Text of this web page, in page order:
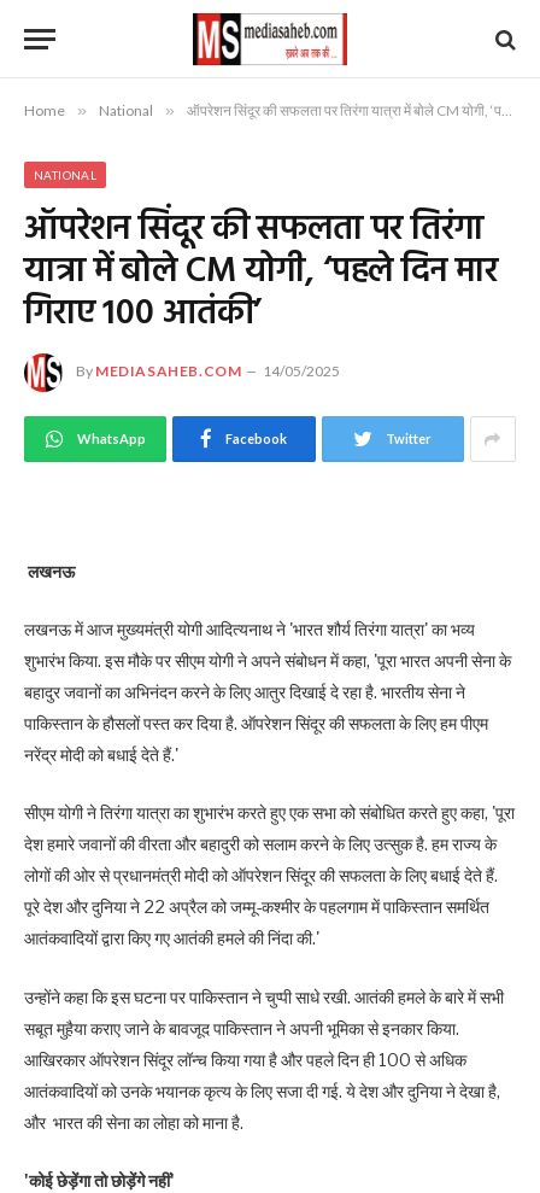
Home » National » ऑपरेशन सिंदूर की सफलता पर तिरंगा यात्रा में बोले CM योगी, ‘पहले दिन मार गिराए 100 आतंकी’
NATIONAL
ऑपरेशन सिंदूर की सफलता पर तिरंगा
यात्रा में बोले CM योगी, ‘पहले दिन मार
गिराए 100 आतंकी’
By MEDIASAHEB.COM 14/05/2025
WhatsApp Facebook Twitter
लखनऊ
लखनऊ में आज मुख्यमंत्री योगी आदित्यनाथ ने 'भारत शौर्य तिरंगा यात्रा' का भव्य
शुभारंभ किया. इस मौके पर सीएम योगी ने अपने संबोधन में कहा, 'पूरा भारत अपनी सेना के
बहादुर जवानों का अभिनंदन करने के लिए आतुर दिखाई दे रहा है. भारतीय सेना ने
पाकिस्तान के हौसलों पस्त कर दिया है. ऑपरेशन सिंदूर की सफलता के लिए हम पीएम
नरेंद्र मोदी को बधाई देते हैं.'
सीएम योगी ने तिरंगा यात्रा का शुभारंभ करते हुए एक सभा को संबोधित करते हुए कहा, 'पूरा
देश हमारे जवानों की वीरता और बहादुरी को सलाम करने के लिए उत्सुक है. हम राज्य के
लोगों की ओर से प्रधानमंत्री मोदी को ऑपरेशन सिंदूर की सफलता के लिए बधाई देते हैं.
पूरे देश और दुनिया ने 22 अप्रैल को जम्मू-कश्मीर के पहलगाम में पाकिस्तान समर्थित
आतंकवादियों द्वारा किए गए आतंकी हमले की निंदा की.'
उन्होंने कहा कि इस घटना पर पाकिस्तान ने चुप्पी साधे रखी. आतंकी हमले के बारे में सभी
सबूत मुहैया कराए जाने के बावजूद पाकिस्तान ने अपनी भूमिका से इनकार किया.
आखिरकार ऑपरेशन सिंदूर लॉन्च किया गया है और पहले दिन ही 100 से अधिक
आतंकवादियों को उनके भयानक कृत्य के लिए सजा दी गई. ये देश और दुनिया ने देखा है,
और भारत की सेना का लोहा को माना है.
'कोई छेड़ेंगा तो छोड़ेंगे नहीं'